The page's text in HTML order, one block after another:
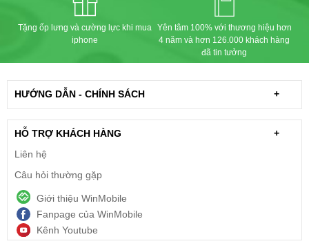
Tặng ốp lưng và cường lực khi mua
iphone
Yên tâm 100% với thương hiệu hơn
4 năm và hơn 126.000 khách hàng
đã tin tưởng
HƯỚNG DẪN - CHÍNH SÁCH +
HỖ TRỢ KHÁCH HÀNG
+
Liên hệ
Câu hỏi thường gặp
Giới thiệu WinMobile
Fanpage của WinMobile
Kênh Youtube